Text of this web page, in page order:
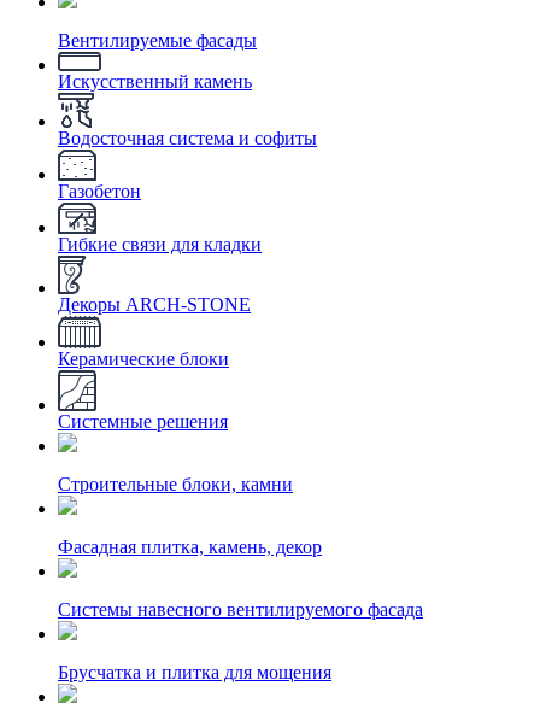
Вентилируемые фасады
Искусственный камень
Водосточная система и софиты
Газобетон
Гибкие связи для кладки
Декоры ARCH-STONE
Керамические блоки
Системные решения
Строительные блоки, камни
Фасадная плитка, камень, декор
Системы навесного вентилируемого фасада
Брусчатка и плитка для мощения